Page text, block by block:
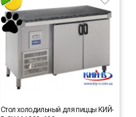
Стол холодильный для пиццы КИЙ-